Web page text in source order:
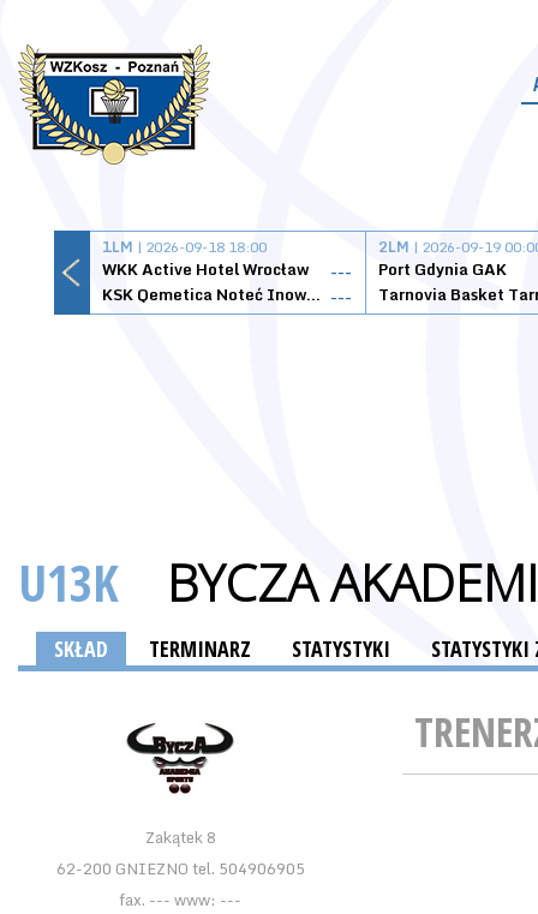
1LM | 2026-09-18 18:00
WKK Active Hotel Wrocław
---
KSK Qemetica Noteć Inowrocław ---
2LM | 2026-09-19
Port Gdynia GAK
U13K BYCZA
SKŁAD TERMINARZ STATYSTYKI
Zakątek 8
62-200 GNIEZNO tel. 504906905
fax. --- www: ---